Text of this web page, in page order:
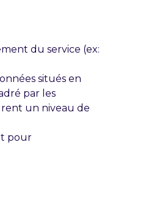
du service (ex:
situés en
par les
un niveau de
pour